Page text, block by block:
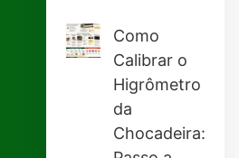
Como
Calibrar o
Higrômetro
da
Chocadeira: